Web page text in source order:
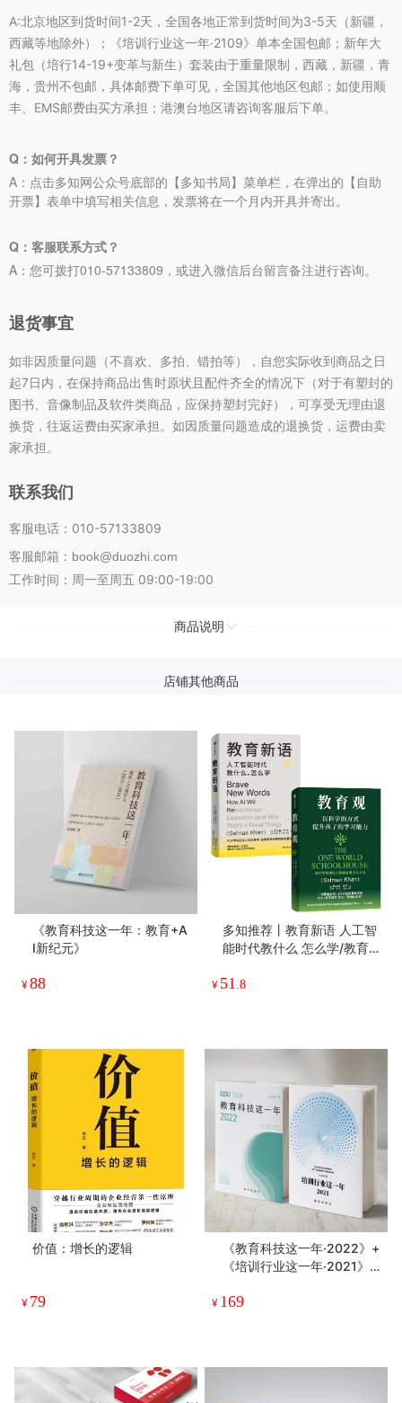
A:北京地区到货时间1-2天，全国各地正常到货时间为3-5天（新疆，
西藏等地除外）；《培训行业这一年·2109》单本全国包邮；新年大
礼包（培行14-19+变革与新生）套装由于重量限制，西藏，新疆，青
海，贵州不包邮，具体邮费下单可见，全国其他地区包邮；如使用顺
丰、EMS邮费由买方承担；港澳台地区请咨询客服后下单。
Q：如何开具发票？
A：点击多知网公众号底部的【多知书局】菜单栏，在弹出的【自助
开票】表单中填写相关信息，发票将在一个月内开具并寄出。
Q：客服联系方式？
A：您可拨打010-57133809，或进入微信后台留言备注进行咨询。
退货事宜
如非因质量问题（不喜欢、多拍、错拍等），自您实际收到商品之日
起7日内，在保持商品出售时原状且配件齐全的情况下（对于有塑封的
图书、音像制品及软件类商品，应保持塑封完好），可享受无理由退
换货，往返运费由买家承担。如因质量问题造成的退换货，运费由卖
家承担。
联系我们
客服电话：010-57133809
客服邮箱：book@duozhi.com
工作时间：周一至周五 09:00-19:00
商品说明
店铺其他商品
《教育科技这一年：教育+A
I新纪元》
¥88
多知推荐丨教育新语 人工智
能时代教什么 怎么学/教育
¥ 51.8
价值：增长的逻辑
¥ 79
《教育科技这一年·2022》+
《培训行业这一年·2021》
¥ 169